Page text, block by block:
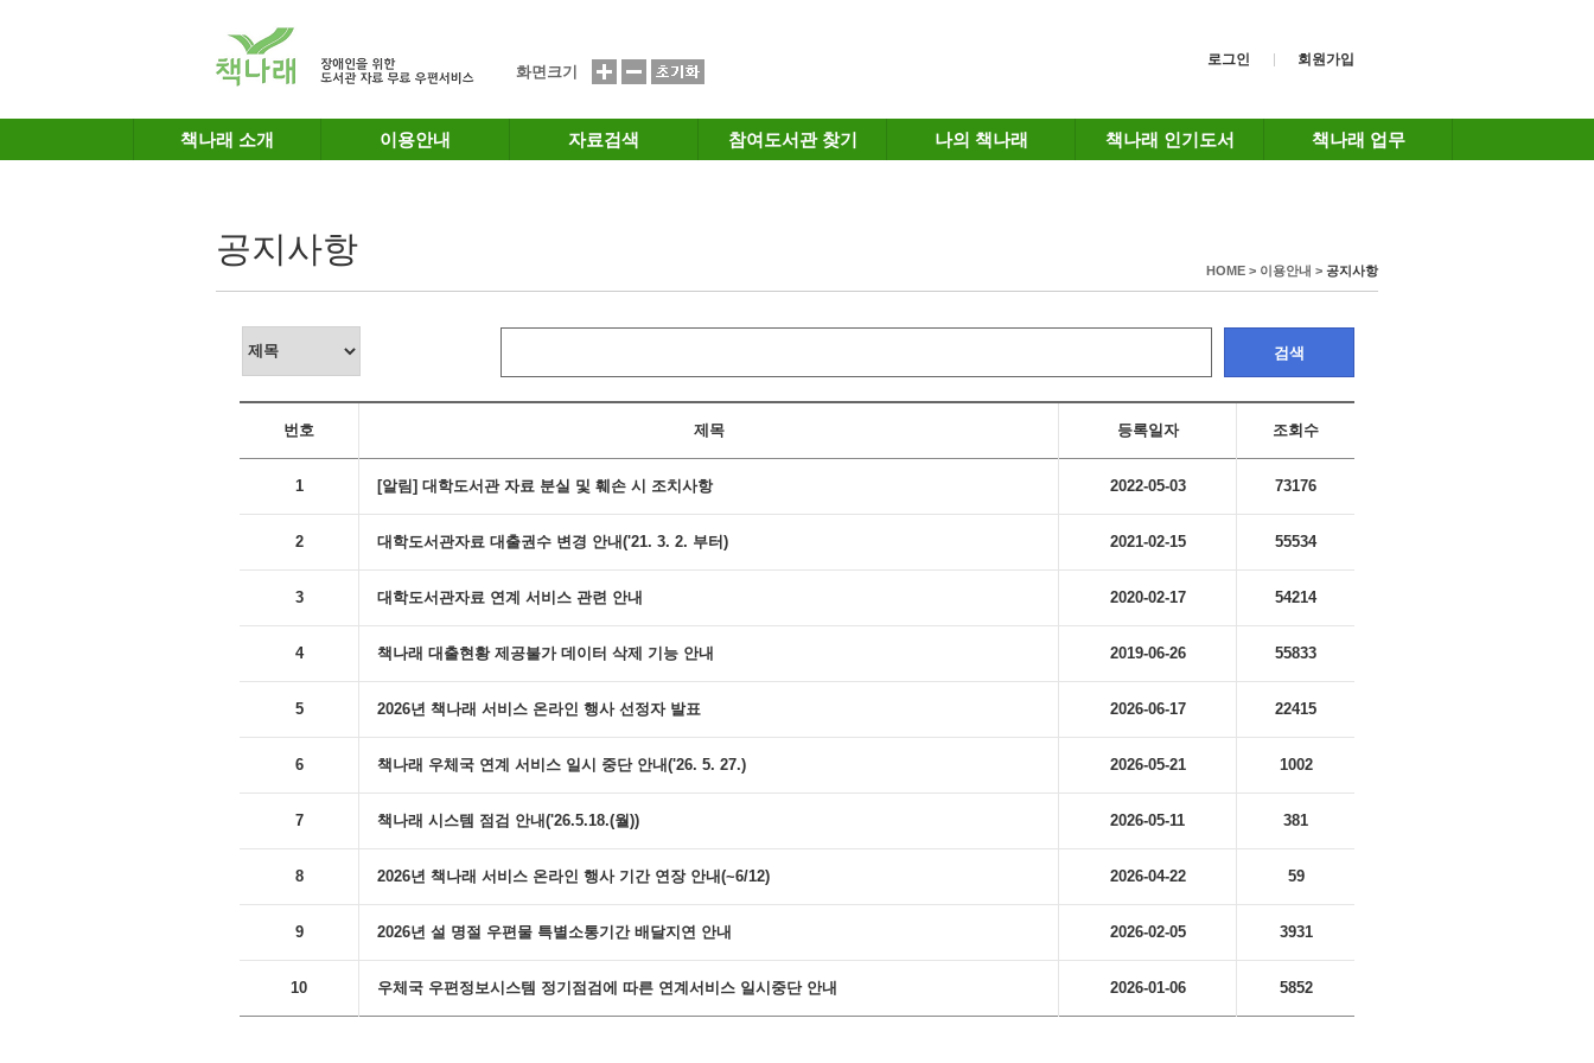
화면크기
로그인 회원가입
책나래 소개 이용안내 자료검색 참여도서관 찾기 나의 책나래 책나래 인기도서 책나래 업무
공지사항
HOME > 이용안내 > 공지사항
검색
번호 제목 등록일자 조회수
1 [알림] 대학도서관 자료 분실 및 훼손 시 조치사항 2022-05-03 73176
2 대학도서관자료 대출권수 변경 안내('21. 3. 2. 부터) 2021-02-15 55534
3 대학도서관자료 연계 서비스 관련 안내 2020-02-17 54214
4 책나래 대출현황 제공불가 데이터 삭제 기능 안내 2019-06-26 55833
5 2026년 책나래 서비스 온라인 행사 선정자 발표 2026-06-17 22415
6 책나래 우체국 연계 서비스 일시 중단 안내('26. 5. 27.) 2026-05-21 1002
7 책나래 시스템 점검 안내('26.5.18.(월)) 2026-05-11 381
8 2026년 책나래 서비스 온라인 행사 기간 연장 안내(~6/12) 2026-04-22 59
9 2026년 설 명절 우편물 특별소통기간 배달지연 안내 2026-02-05 3931
10 우체국 우편정보시스템 정기점검에 따른 연계서비스 일시중단 안내 2026-01-06 5852